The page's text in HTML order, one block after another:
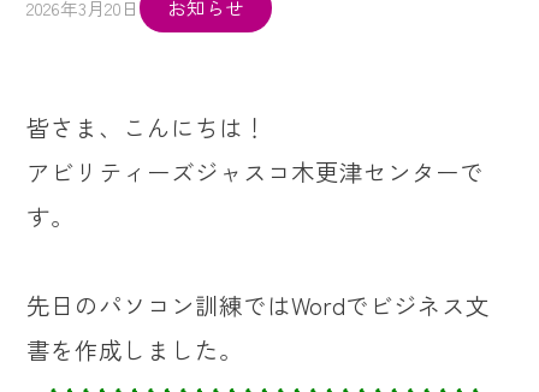
2026年3月20日 お知らせ
皆さま、こんにちは！
アビリティーズジャスコ木更津センターで
す。
先日のパソコン訓練ではWordでビジネス文
書を作成しました。